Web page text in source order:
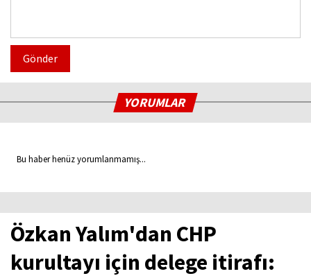
Gönder
YORUMLAR
Bu haber henüz yorumlanmamış...
Özkan Yalım'dan CHP
kurultayı için delege itirafı: